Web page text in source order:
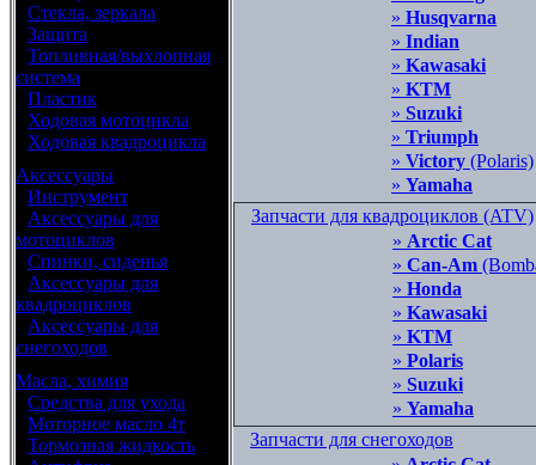
Стекла, зеркала
Защита
Топливная/выхлопная
система
Пластик
Ходовая мотоцикла
Ходовая квадроцикла
Аксессуары
Инструмент
Аксессуары для
мотоциклов
Спинки, сиденья
Аксессуары для
квадроциклов
Аксессуары для
снегоходов
Масла, химия
Средства для ухода
Моторное масло 4т
Тормозная жидкость
» Husqvarna
» Indian
» Kawasaki
» KTM
» Suzuki
» Triumph
» Victory (Polaris)
» Yamaha
Запчасти для квадроциклов (ATV)
» Arctic Cat
» Can-Am
» Honda
» Kawasaki
» KTM
» Polaris
» Suzuki
» Yamaha
Запчасти для снегоходов